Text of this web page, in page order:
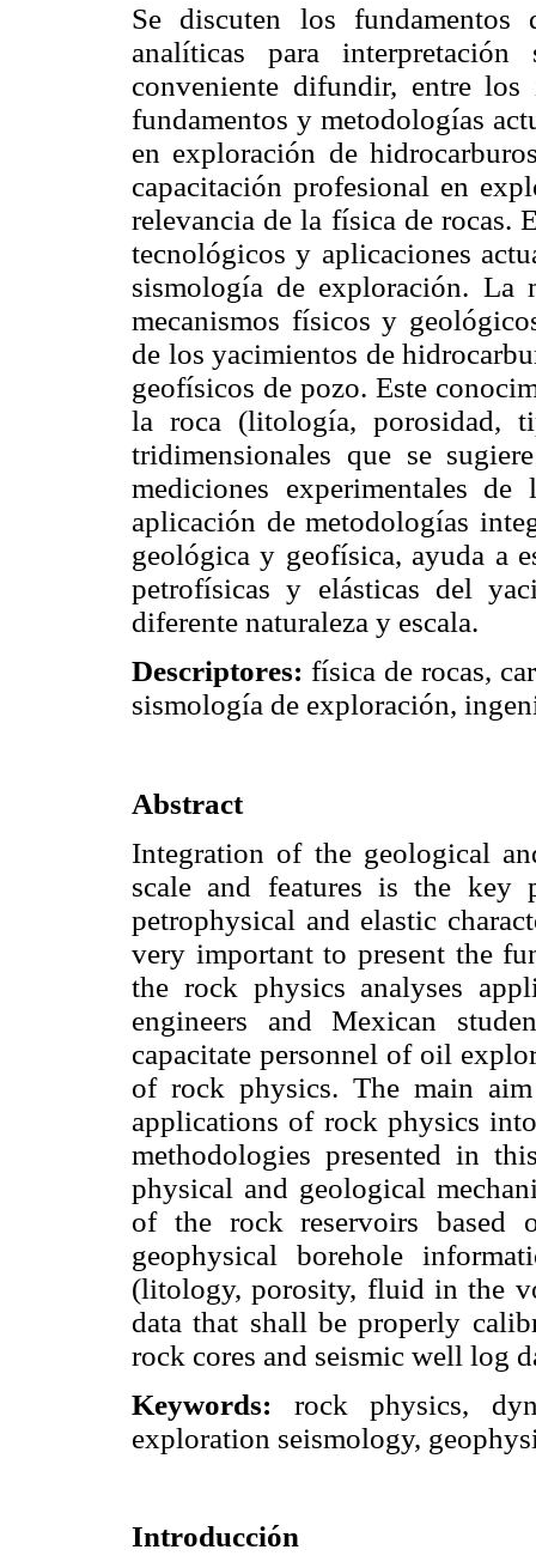
Se discuten los
analíticas para
conveniente difundir, entre los
fundamentos y metodologías
en exploración de
capacitación profesional en
relevancia de la física de rocas.
tecnológicos y aplicaciones
sismología de exploración. La
mecanismos físicos y
de los yacimientos de
geofísicos de pozo. Este
la roca (litología, porosidad,
tridimensionales que se
mediciones experimentales
aplicación de metodologías
geológica y geofísica, ayuda a
petrofísicas y elásticas del
diferente naturaleza y escala.
Descriptores: física de rocas,
sismología de exploración,
Abstract
Integration of the geological
scale and features is the key
petrophysical and elastic
very important to present the
the rock physics analyses
engineers and Mexican
capacitate personnel of oil
of rock physics. The main
applications of rock physics
methodologies presented in
physical and geological
of the rock reservoirs based
geophysical borehole
(litology, porosity, fluid in the
data that shall be properly
rock cores and seismic well log
Keywords: rock physics,
exploration seismology,
Introducción